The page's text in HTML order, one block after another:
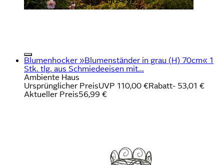
Blumenhocker »Blumenständer in grau (H) 70cm« 1
Stk. tlg. aus Schmiedeeisen mit...
Ambiente Haus
Ursprünglicher PreisUVP 110,00 €Rabatt- 53,01 €
Aktueller Preis56,99 €